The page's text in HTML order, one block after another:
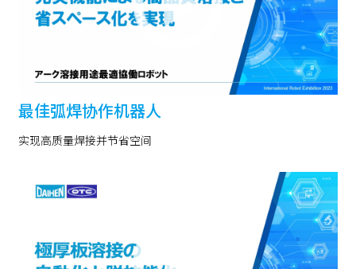
最佳弧焊协作机器人
实现高质量焊接并节省空间